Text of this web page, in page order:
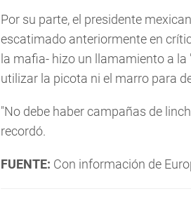
Por su parte, el presidente
escatimado anteriormente en
la mafia- hizo un llamamiento a
utilizar la picota ni el marro para
"No debe haber campañas de
recordó.
FUENTE: Con información de